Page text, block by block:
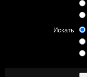
Искать